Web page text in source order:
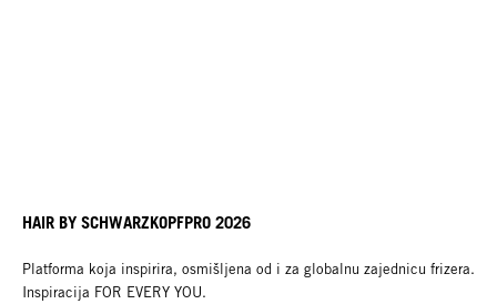
HAIR BY SCHWARZKOPFPRO 2026
Platforma koja inspirira, osmišljena od i za globalnu zajednicu frizera.
Inspiracija FOR EVERY YOU.